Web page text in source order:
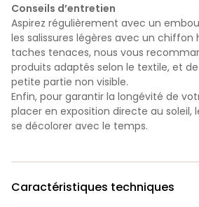
Conseils d’entretien
Aspirez régulièrement avec un
les salissures légères avec un chiffon
taches tenaces, nous vous
produits adaptés selon le textile, et
petite partie non visible.
Enfin, pour garantir la longévité de
placer en exposition directe au soleil,
se décolorer avec le temps.
Caractéristiques techniques